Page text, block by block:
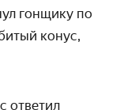
гонщику по
конус,
ответил